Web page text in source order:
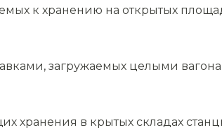
к хранению на открытых
загружаемых целыми
хранения в крытых складах